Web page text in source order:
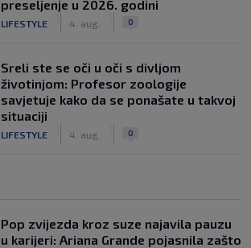
preseljenje u 2026. godini
LIFESTYLE 4. aug. 0
Sreli ste se oči u oči s divljom
životinjom: Profesor zoologije
savjetuje kako da se ponašate u takvoj
situaciji
LIFESTYLE 4. aug. 0
Pop zvijezda kroz suze najavila pauzu
u karijeri: Ariana Grande pojasnila zašto